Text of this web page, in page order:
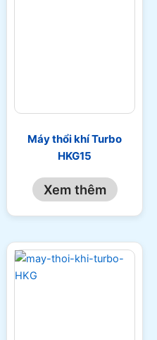
Máy thổi khí Turbo
HKG15
Xem thêm